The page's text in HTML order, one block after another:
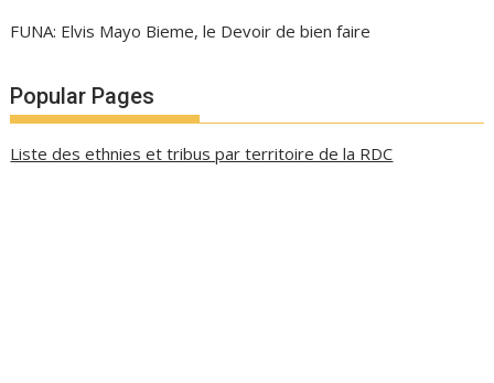
FUNA: Elvis Mayo Bieme, le Devoir de bien faire
Popular Pages
Liste des ethnies et tribus par territoire de la RDC